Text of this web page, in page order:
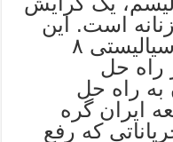
است. این
خصوصیات به سنت سوسیالیستی ٨
راه حل
راه حل
ایران گره
که رفع